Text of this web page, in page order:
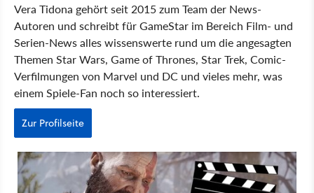
Vera Tidona gehört seit 2015 zum Team der News-
Autoren und schreibt für GameStar im Bereich Film- und
Serien-News alles wissenswerte rund um die angesagten
Themen Star Wars, Game of Thrones, Star Trek, Comic-
Verfilmungen von Marvel und DC und vieles mehr, was
einem Spiele-Fan noch so interessiert.
Zur Profilseite